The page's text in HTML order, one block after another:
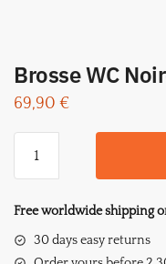
Brosse WC
69,90 €
WC
A
Free worldwide shipping
30 days easy returns